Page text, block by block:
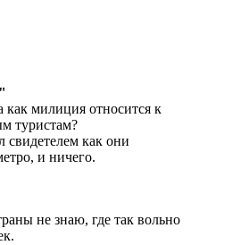
как милиция относится к
туристам?
свидетелем как они
и ничего.
не знаю, где так вольно